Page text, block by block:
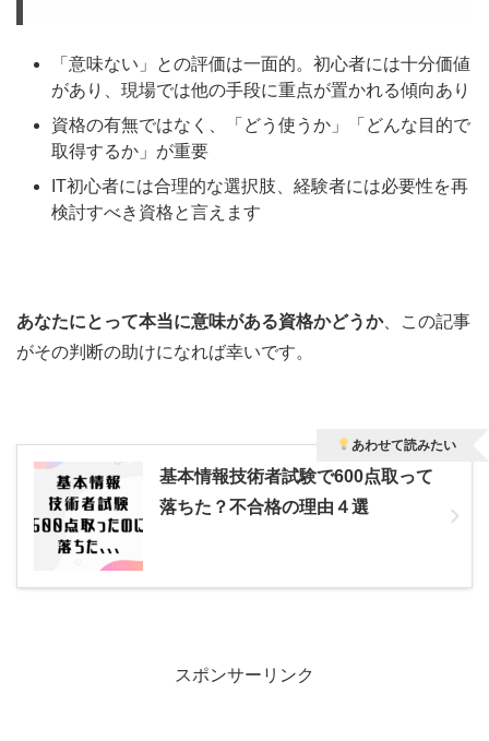
「意味ない」との評価は一面的。初心者には十分価値
があり、現場では他の手段に重点が置かれる傾向あり
資格の有無ではなく、「どう使うか」「どんな目的で
取得するか」が重要
IT初心者には合理的な選択肢、経験者には必要性を再
検討すべき資格と言えます
あなたにとって本当に意味がある資格かどうか、この記事
がその判断の助けになれば幸いです。
基本情報技術者試験で600点取って
落ちた？不合格の理由４選
あわせて読みたい
スポンサーリンク